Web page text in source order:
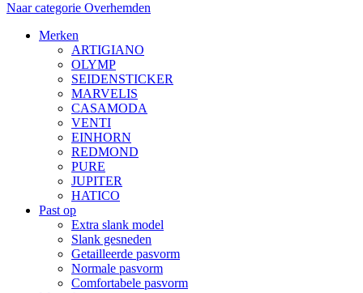
Naar categorie Overhemden
Merken
ARTIGIANO
OLYMP
SEIDENSTICKER
MARVELIS
CASAMODA
VENTI
EINHORN
REDMOND
PURE
JUPITER
HATICO
Past op
Extra slank model
Slank gesneden
Getailleerde pasvorm
Normale pasvorm
Comfortabele pasvorm